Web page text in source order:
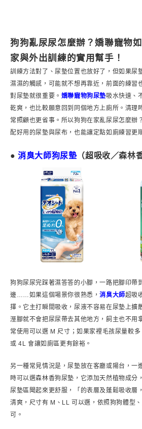
狗狗亂尿尿怎麼辦？嬌聯寵物
家與外出訓練的實用幫手！
訓練方法對了、尿墊位置也放好了，但如果尿
濕濕的觸感，可能就不想再靠近，前面的練習
對尿墊就很重要。 嬌聯寵物狗尿墊吸水快速、
乾爽，也比較願意回到同個地方上廁所。清理
常照顧也更省事。所以狗狗在家亂尿尿怎麼辦
配好用的尿墊與尿布，也能讓定點如廁練習更
●消臭大師狗尿墊（超吸收／森林香
狗狗尿尿完踩著濕答答的小腳，一路把腳印帶
邊……如果這個場景你很熟悉，消臭大師超吸
擇。它主打瞬間吸收，尿液不容易在尿墊上擴
溼腳就不會把尿尿帶去其他地方，飼主也不用
常使用可以選 M 尺寸；如果家裡毛孩尿量較
或 4L 會讓如廁區更有餘裕。
另一種常見情況是，尿墊放在客廳或陽台，一
時可以選森林香狗尿墊，它添加天然植物成分
尿墊區聞起來更舒服，「的表層及蓬鬆吸收層
清爽，尺寸有 M、LL 可以選，依照狗狗體型
可。